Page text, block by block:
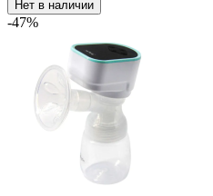
-47%